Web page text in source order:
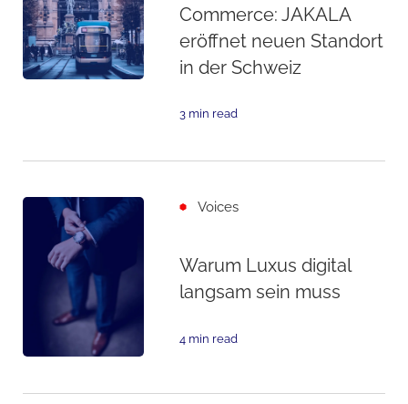
Commerce: JAKALA
eröffnet neuen Standort
in der Schweiz
3 min read
Voices
Warum Luxus digital
langsam sein muss
4 min read